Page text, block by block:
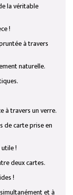
la véritable
!
à travers
naturelle.
à travers un verre.
de carte prise en
!
deux cartes.
!
et à